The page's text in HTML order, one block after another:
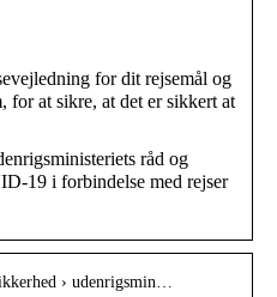
for dit rejsemål og
for at sikre, at det er sikkert at
råd og
19 i forbindelse med rejser
› udenrigsmin…